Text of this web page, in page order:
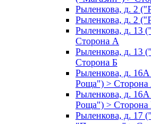
Рыленкова, д. 2
Рыленкова, д. 2
Рыленкова, д. 13
Сторона А
Рыленкова, д. 13
Сторона Б
Рыленкова, д.
Роща") > Сторона
Рыленкова, д.
Роща") > Сторона
Рыленкова, д. 17